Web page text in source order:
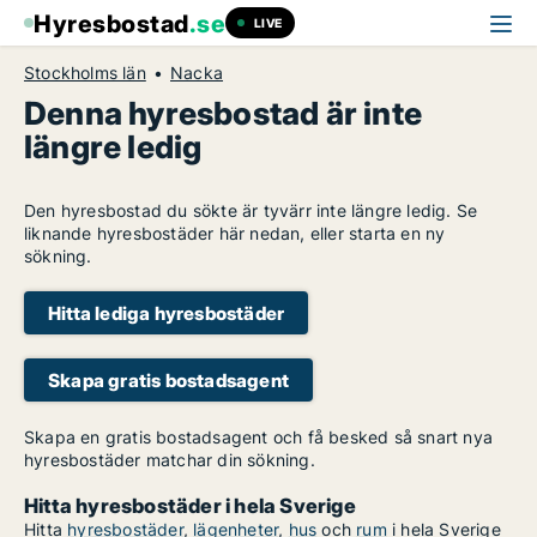
Hyresbostad.se LIVE
Stockholms län Nacka
Denna hyresbostad är inte
längre ledig
Den hyresbostad du sökte är tyvärr inte längre ledig. Se
liknande hyresbostäder här nedan, eller starta en ny
sökning.
Hitta lediga hyresbostäder
Skapa gratis bostadsagent
Skapa en gratis bostadsagent och få besked så snart nya
hyresbostäder matchar din sökning.
Hitta hyresbostäder i hela Sverige
Hitta hyresbostäder, lägenheter, hus och rum i hela Sverige